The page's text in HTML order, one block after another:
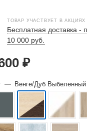
ТОВАР УЧАСТВУЕТ В АКЦИЯХ
Бесплатная доставка -
10 000 руб.
₽
— Венге/Дуб Выбеленный